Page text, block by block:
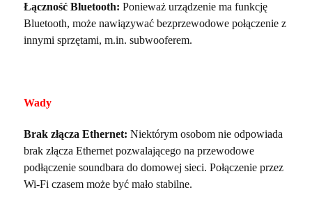
Łączność Bluetooth: Ponieważ urządzenie ma funkcję
Bluetooth, może nawiązywać bezprzewodowe połączenie z
innymi sprzętami, m.in. subwooferem.
Wady
Brak złącza Ethernet: Niektórym osobom nie odpowiada
brak złącza Ethernet pozwalającego na przewodowe
podłączenie soundbara do domowej sieci. Połączenie przez
Wi-Fi czasem może być mało stabilne.